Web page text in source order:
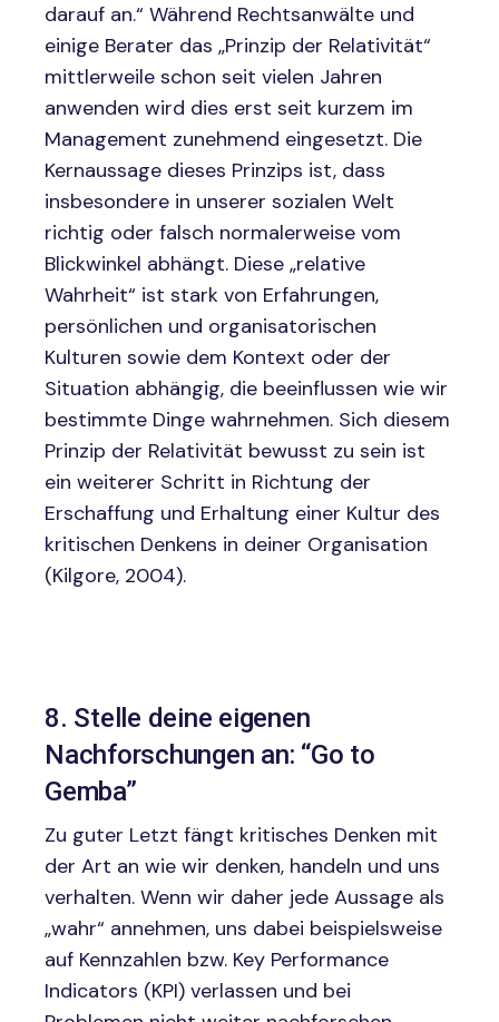
darauf an.“ Während Rechtsanwälte und
einige Berater das „Prinzip der Relativität“
mittlerweile schon seit vielen Jahren
anwenden wird dies erst seit kurzem im
Management zunehmend eingesetzt. Die
Kernaussage dieses Prinzips ist, dass
insbesondere in unserer sozialen Welt
richtig oder falsch normalerweise vom
Blickwinkel abhängt. Diese „relative
Wahrheit“ ist stark von Erfahrungen,
persönlichen und organisatorischen
Kulturen sowie dem Kontext oder der
Situation abhängig, die beeinflussen wie wir
bestimmte Dinge wahrnehmen. Sich diesem
Prinzip der Relativität bewusst zu sein ist
ein weiterer Schritt in Richtung der
Erschaffung und Erhaltung einer Kultur des
kritischen Denkens in deiner Organisation
(Kilgore, 2004).
8. Stelle deine eigenen
Nachforschungen an: “Go to
Gemba”
Zu guter Letzt fängt kritisches Denken mit
der Art an wie wir denken, handeln und uns
verhalten. Wenn wir daher jede Aussage als
„wahr“ annehmen, uns dabei beispielsweise
auf Kennzahlen bzw. Key Performance
Indicators (KPI) verlassen und bei